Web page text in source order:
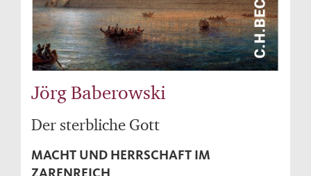
Jörg Baberowski
Der sterbliche Gott
MACHT UND HERRSCHAFT IM